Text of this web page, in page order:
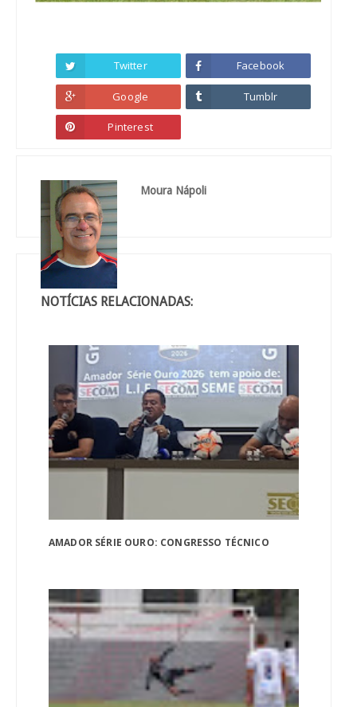
Twitter Facebook
Google Tumblr
Pinterest
Moura Nápoli
NOTÍCIAS RELACIONADAS:
AMADOR SÉRIE OURO: CONGRESSO TÉCNICO